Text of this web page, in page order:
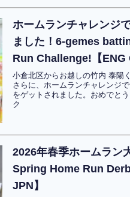
ホームランチャレンジ
ました！6-gemes
Run Challenge!【ENG
小倉北区からお越しの竹内 泰陽
さらに、ホームランチャレンジ
をゲットされました。おめでと
ク
2026年春季ホームラン
Spring Home Run
JPN】